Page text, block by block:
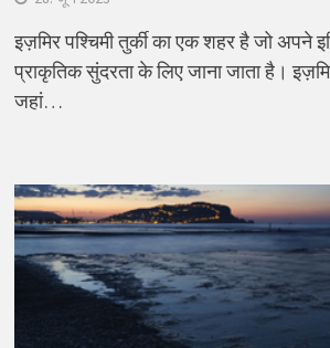
इज़मिर पश्चिमी तुर्की का एक शहर है जो अपने
प्राकृतिक सुंदरता के लिए जाना जाता है।
जहां…